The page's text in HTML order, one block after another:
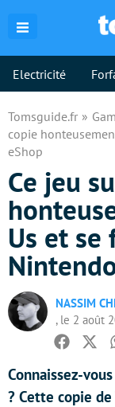
Electricité
Tomsguide.fr
copie
eShop
Ce jeu
Us et
NASSIM
, le 2 août
Facebook
Connaissez-
? Cette copie